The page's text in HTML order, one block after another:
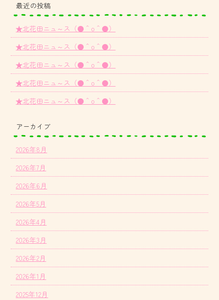
最近の投稿
★北花田ニュ～ス（●＾o＾●）
★北花田ニュ～ス（●＾o＾●）
★北花田ニュ～ス（●＾o＾●）
★北花田ニュ～ス（●＾o＾●）
★北花田ニュ～ス（●＾o＾●）
アーカイブ
2026年8月
2026年7月
2026年6月
2026年5月
2026年4月
2026年3月
2026年2月
2026年1月
2025年12月